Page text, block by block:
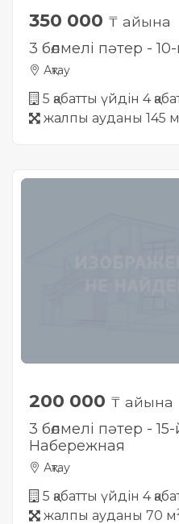
350 000 ₸ айына
3 бөлмелі пәтер -
Ақтау
5 қабатты үйдін 4
жалпы ауданы 145 м
200 000 ₸ айына
3 бөлмелі пәтер -
Набережная
Ақтау
5 қабатты үйдін 4
жалпы ауданы 70 м